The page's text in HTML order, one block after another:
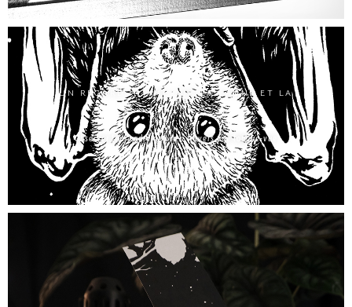
UN REGARD INTIME SUR LA FAUNE ET LA
FLORE
Observer leur cadre de vie à travers une longue-vue